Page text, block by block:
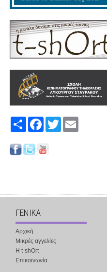
Share FacebookTwitter
ΓΕΝΙΚΑ
Αρχική
Μικρές αγγελίες
Η t-shOrt
Επικοινωνία